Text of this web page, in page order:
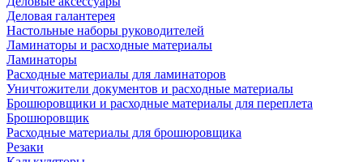
Деловая галантерея
Настольные наборы руководителей
Ламинаторы и расходные материалы
Ламинаторы
Расходные материалы для ламинаторов
Уничтожители документов и расходные материалы
Брошюровщики и расходные материалы для переплета
Брошюровщик
Расходные материалы для брошюровщика
Резаки